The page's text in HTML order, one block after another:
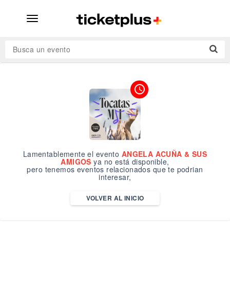
desplegar
Busca un evento
access_time
Lamentablemente el evento ANGELA ACUÑA & SUS
AMIGOS ya no está disponible,
pero tenemos eventos relacionados que te podrian
interesar,
VOLVER AL INICIO